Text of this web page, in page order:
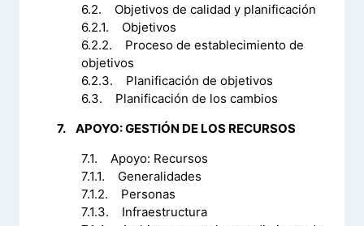
6.2. Objetivos de calidad y planificación
6.2.1. Objetivos
6.2.2. Proceso de establecimiento de
objetivos
6.2.3. Planificación de objetivos
6.3. Planificación de los cambios
7. APOYO: GESTIÓN DE LOS RECURSOS
7.1. Apoyo: Recursos
7.1.1. Generalidades
7.1.2. Personas
7.1.3. Infraestructura